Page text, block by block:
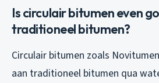
Is circulair bitumen even
traditioneel bitumen?
Circulair bitumen zoals
aan traditioneel bitumen qua